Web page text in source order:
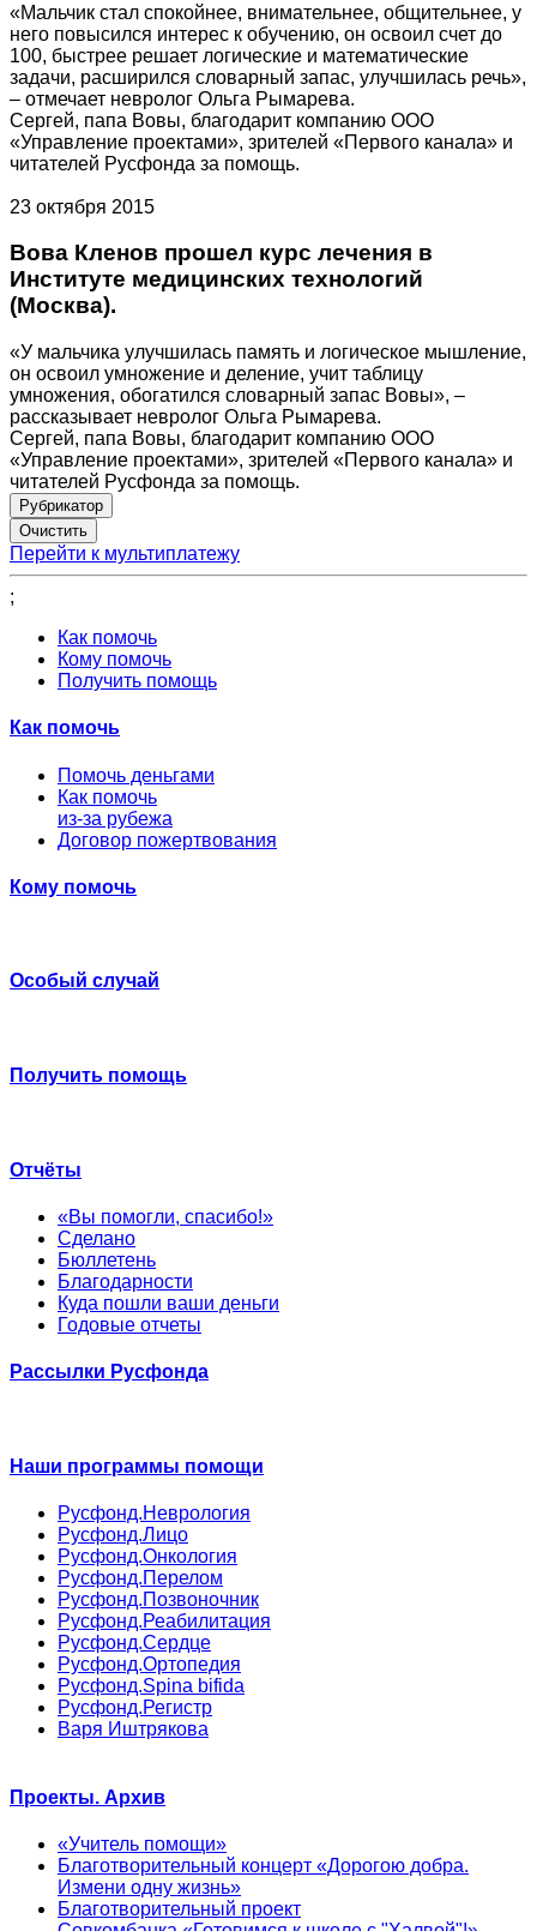
«Мальчик стал спокойнее, внимательнее, общительнее, у
него повысился интерес к обучению, он освоил счет до
100, быстрее решает логические и математические
задачи, расширился словарный запас, улучшилась речь»,
– отмечает невролог Ольга Рымарева.
Сергей, папа Вовы, благодарит компанию ООО
«Управление проектами», зрителей «Первого канала» и
читателей Русфонда за помощь.
23 октября 2015
Вова Кленов прошел курс лечения в
Институте медицинских технологий
(Москва).
«У мальчика улучшилась память и логическое мышление,
он освоил умножение и деление, учит таблицу
умножения, обогатился словарный запас Вовы», –
рассказывает невролог Ольга Рымарева.
Сергей, папа Вовы, благодарит компанию ООО
«Управление проектами», зрителей «Первого канала» и
читателей Русфонда за помощь.
Рубрикатор
Перейти к мультиплатежу
;
Как помочь
Кому помочь
Получить помощь
Как помочь
Помочь деньгами
Как помочь
из-за рубежа
Договор пожертвования
Кому помочь
Особый случай
Получить помощь
Отчёты
«Вы помогли, спасибо!»
Сделано
Бюллетень
Благодарности
Куда пошли ваши деньги
Годовые отчеты
Рассылки Русфонда
Наши программы помощи
Русфонд.Неврология
Русфонд.Лицо
Русфонд.Онкология
Русфонд.Перелом
Русфонд.Позвоночник
Русфонд.Реабилитация
Русфонд.Сердце
Русфонд.Ортопедия
Русфонд.Spina bifida
Русфонд.Регистр
Варя Иштрякова
Проекты. Архив
«Учитель помощи»
Благотворительный концерт «Дорогою добра.
Измени одну жизнь»
Благотворительный проект